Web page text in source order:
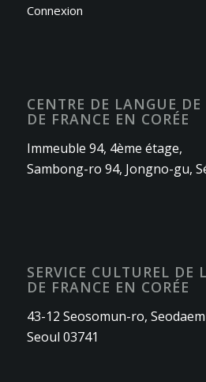
Connexion
CENTRE DE LANGUE DE
DE FRANCE EN CORÉE
Immeuble 94, 4ème étage,
Sambong-ro 94, Jongno-gu,
SERVICE CULTUREL DE
DE FRANCE EN CORÉE
43-12 Seosomun-ro,
Seoul 03741